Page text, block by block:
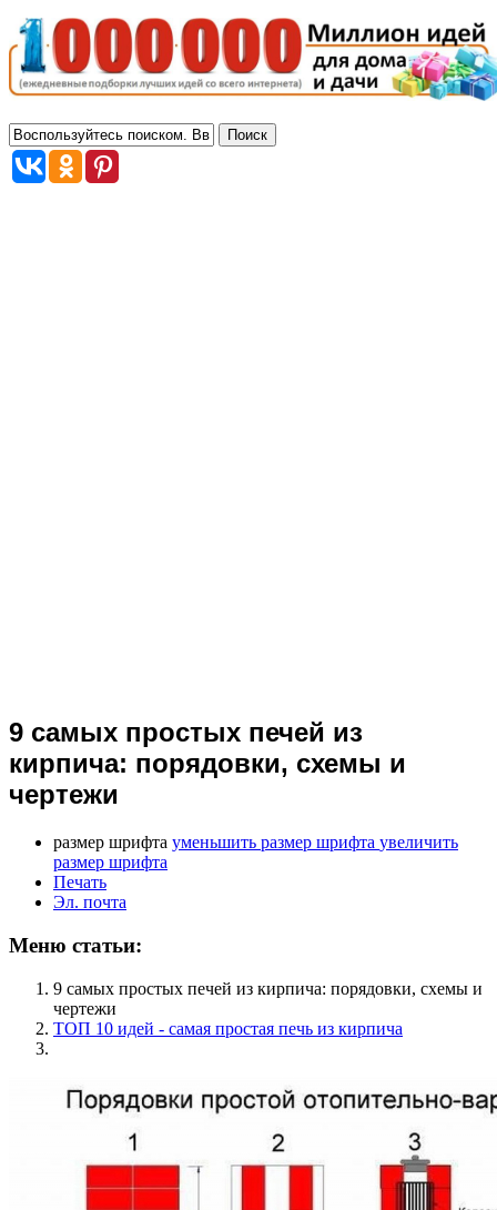
9 самых простых печей из
кирпича: порядовки, схемы и
чертежи
размер шрифта уменьшить размер шрифта увеличить
размер шрифта
Печать
Эл. почта
Меню статьи:
9 самых простых печей из кирпича: порядовки, схемы и
чертежи
ТОП 10 идей - самая простая печь из кирпича